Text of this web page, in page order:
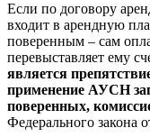
Если по договору
входит в арендную
поверенным – сам
перевыставляет ему
является
применение АУСН
поверенных,
Федерального закона